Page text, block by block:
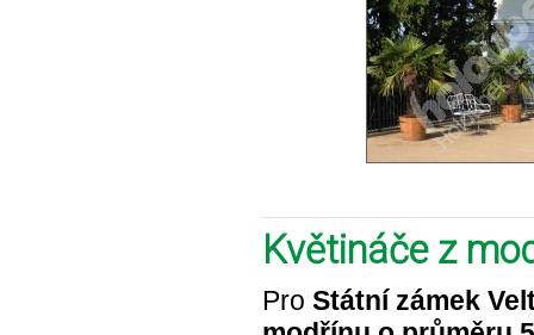
Květináče z
Pro Státní zámek